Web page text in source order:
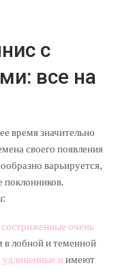
с
все на
время значительно
своего появления
варьируется,
поклонников.
очень
в лобной и теменной
удлиненные и имеют